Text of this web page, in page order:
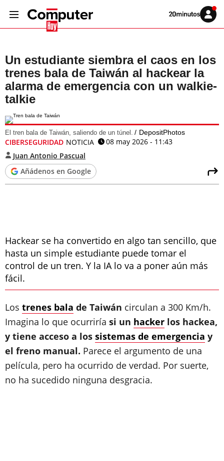
Volver
Iniciar
sesión
Un estudiante siembra el caos en los
trenes bala de Taiwán al hackear la
alarma de emergencia con un walkie-
talkie
El tren bala de Taiwán, saliendo de un túnel. DepositPhotos
CIBERSEGURIDAD NOTICIA
08 may 2026 - 11:43
Juan Antonio Pascual
Añádenos en Google
Hackear se ha convertido en algo tan sencillo, que
hasta un simple estudiante puede tomar el
control de un tren. Y la IA lo va a poner aún más
fácil.
Los trenes bala de Taiwán circulan a 300 Km/h.
Imagina lo que ocurriría si un hacker los hackea,
y tiene acceso a los sistemas de emergencia y
el freno manual. Parece el argumento de una
película, pero ha ocurrido de verdad. Por suerte,
no ha sucedido ninguna desgracia.